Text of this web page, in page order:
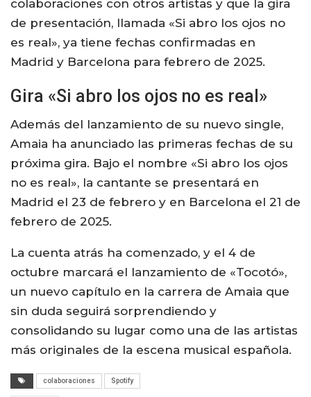
colaboraciones con otros artistas y que la gira
de presentación, llamada «Si abro los ojos no
es real», ya tiene fechas confirmadas en
Madrid y Barcelona para febrero de 2025.
Gira «Si abro los ojos no es real»
Además del lanzamiento de su nuevo single,
Amaia ha anunciado las primeras fechas de su
próxima gira. Bajo el nombre «Si abro los ojos
no es real», la cantante se presentará en
Madrid el 23 de febrero y en Barcelona el 21 de
febrero de 2025.
La cuenta atrás ha comenzado, y el 4 de
octubre marcará el lanzamiento de «Tocotó»,
un nuevo capítulo en la carrera de Amaia que
sin duda seguirá sorprendiendo y
consolidando su lugar como una de las artistas
más originales de la escena musical española.
colaboraciones Spotify